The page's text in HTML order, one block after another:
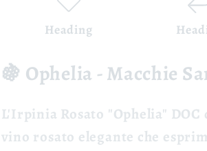
Heading
🍇 Ophelia - Macchie
L'Irpinia Rosato "Ophelia" DOC
vino rosato elegante che